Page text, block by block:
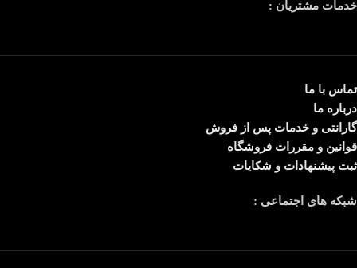
خدمات مشتریان :
تماس با ما
درباره ما
گارانتی و خدمات پس از فروش
قوانین و مقررات فروشگاه
ثبت پیشنهادات و شکایات
شبکه های اجتماعی :